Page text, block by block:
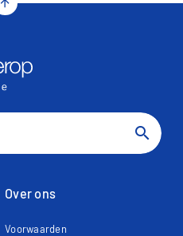
arrow_upward
search
Over ons
Voorwaarden